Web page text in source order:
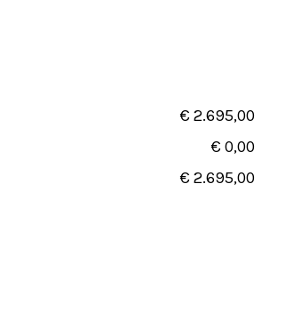
€ 2.695,00
€ 0,00
€ 2.695,00